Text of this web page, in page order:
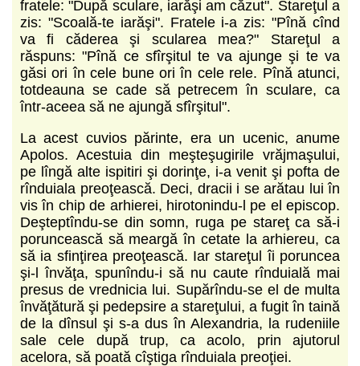
fratele: "După sculare, iarăşi am căzut". Stareţul a
zis: "Scoală-te iarăşi". Fratele i-a zis: "Pînă cînd
va fi căderea şi scularea mea?" Stareţul a
răspuns: "Pînă ce sfîrşitul te va ajunge şi te va
găsi ori în cele bune ori în cele rele. Pînă atunci,
totdeauna se cade să petrecem în sculare, ca
într-aceea să ne ajungă sfîrşitul".
La acest cuvios părinte, era un ucenic, anume
Apolos. Acestuia din meşteşugirile vrăjmaşului,
pe lîngă alte ispitiri şi dorinţe, i-a venit şi pofta de
rînduiala preoţească. Deci, dracii i se arătau lui în
vis în chip de arhierei, hirotonindu-l pe el episcop.
Deşteptîndu-se din somn, ruga pe stareţ ca să-i
poruncească să meargă în cetate la arhiereu, ca
să ia sfinţirea preoţească. Iar stareţul îi poruncea
şi-l învăţa, spunîndu-i să nu caute rînduială mai
presus de vrednicia lui. Supărîndu-se el de multa
învăţătură şi pedepsire a stareţului, a fugit în taină
de la dînsul şi s-a dus în Alexandria, la rudeniile
sale cele după trup, ca acolo, prin ajutorul
acelora, să poată cîştiga rînduiala preoţiei.